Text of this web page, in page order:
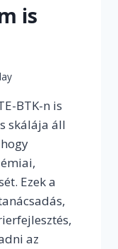
is
BTK-n is
skálája áll
Ezek a
az